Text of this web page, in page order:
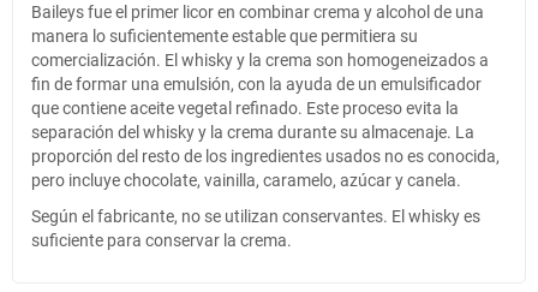
Baileys fue el primer licor en combinar crema y alcohol de una
manera lo suficientemente estable que permitiera su
comercialización. El whisky y la crema son homogeneizados a
fin de formar una emulsión, con la ayuda de un emulsificador
que contiene aceite vegetal refinado. Este proceso evita la
separación del whisky y la crema durante su almacenaje. La
proporción del resto de los ingredientes usados no es conocida,
pero incluye chocolate, vainilla, caramelo, azúcar y canela.
Según el fabricante, no se utilizan conservantes. El whisky es
suficiente para conservar la crema.